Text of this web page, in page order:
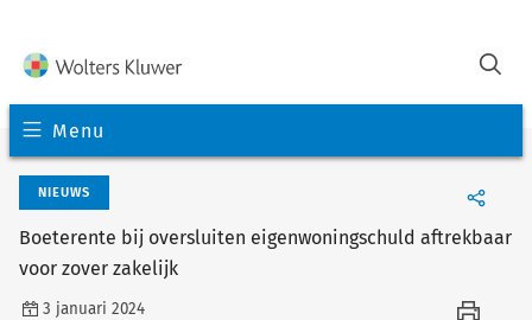
Menu
NIEUWS
Boeterente bij oversluiten eigenwoningschuld aftrekbaar
voor zover zakelijk
3 januari 2024